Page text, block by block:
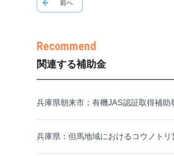
関連する補助金
兵庫県朝来市：有機JAS認証取得補助
兵庫県：但馬地域におけるコウノト